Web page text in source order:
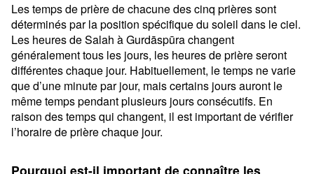
Les temps de prière de chacune des cinq prières sont
déterminés par la position spécifique du soleil dans le ciel.
Les heures de Salah à Gurdāspūra changent
généralement tous les jours, les heures de prière seront
différentes chaque jour. Habituellement, le temps ne varie
que d’une minute par jour, mais certains jours auront le
même temps pendant plusieurs jours consécutifs. En
raison des temps qui changent, il est important de vérifier
l’horaire de prière chaque jour.
Pourquoi est-il important de connaître les